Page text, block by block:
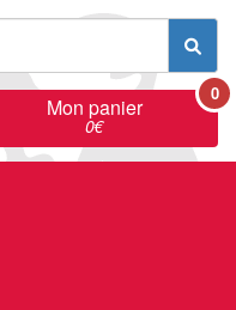
Mon panier
0€
0